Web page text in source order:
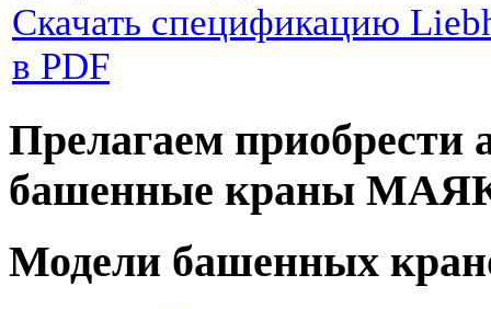
Скачать спецификацию
в PDF
Прелагаем приобрести
башенные краны
Модели башенных